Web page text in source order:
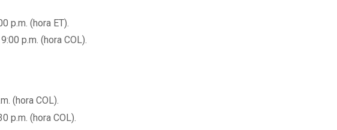
p.m. (hora ET).
p.m. (hora COL).
(hora COL).
p.m. (hora COL).